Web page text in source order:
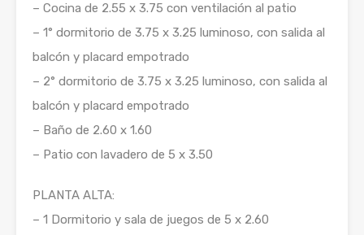
– Cocina de 2.55 x 3.75 con ventilación al patio
– 1° dormitorio de 3.75 x 3.25 luminoso, con salida al
balcón y placard empotrado
– 2° dormitorio de 3.75 x 3.25 luminoso, con salida al
balcón y placard empotrado
– Baño de 2.60 x 1.60
– Patio con lavadero de 5 x 3.50
PLANTA ALTA:
– 1 Dormitorio y sala de juegos de 5 x 2.60